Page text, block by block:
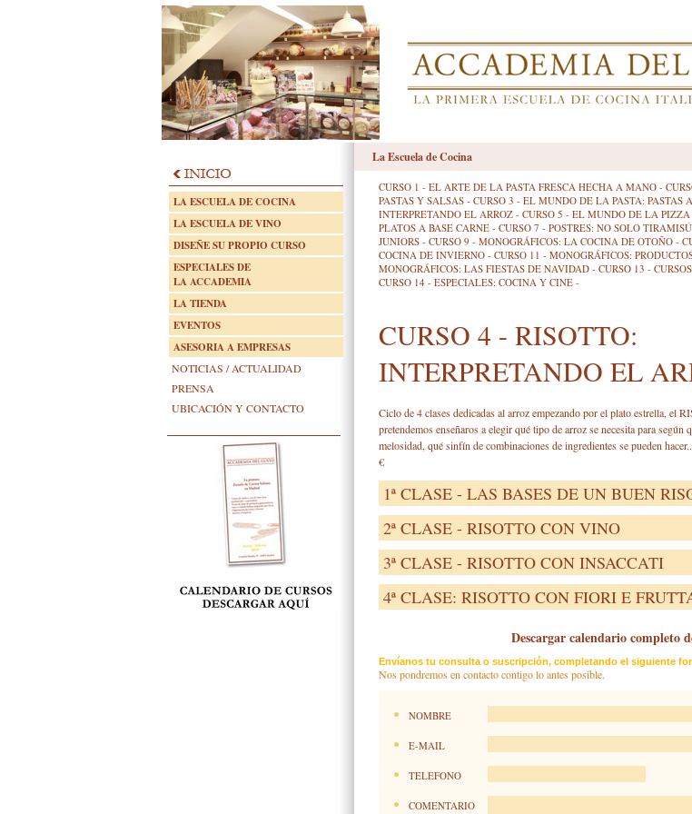
LA ESCUELA DE COCINA
LA ESCUELA DE VINO
DISEÑE SU PROPIO CURSO
ESPECIALES DE
LA ACCADEMIA
LA TIENDA
EVENTOS
ASESORIA A EMPRESAS
NOTICIAS / ACTUALIDAD
PRENSA
UBICACIÓN Y CONTACTO
La Escuela de Cocina
CURSO 1 - EL ARTE DE LA PASTA FRESCA HECHA A MANO -
PASTAS Y SALSAS - CURSO 3 - EL MUNDO DE LA PASTA: PASTAS
INTERPRETANDO EL ARROZ - CURSO 5 - EL MUNDO DE LA PIZZA
PLATOS A BASE CARNE - CURSO 7 - POSTRES: NO SOLO TIRAMISÚ
JUNIORS - CURSO 9 - MONOGRÁFICOS: LA COCINA DE OTOÑO -
COCINA DE INVIERNO - CURSO 11 - MONOGRÁFICOS:
MONOGRÁFICOS: LAS FIESTAS DE NAVIDAD - CURSO 13 -
CURSO 14 - ESPECIALES: COCINA Y CINE -
CURSO 4 - RISOTTO:
INTERPRETANDO EL
Ciclo de 4 clases dedicadas al arroz empezando por el plato estrella, el
pretendemos enseñaros a elegir qué tipo de arroz se necesita para según
melosidad, qué sinfín de combinaciones de ingredientes se pueden
€
1ª CLASE - LAS BASES DE UN BUEN
2ª CLASE - RISOTTO CON VINO
3ª CLASE - RISOTTO CON INSACCATI
4ª CLASE: RISOTTO CON FIORI E
Descargar calendario completo
Envíanos tu consulta o suscripción, completando el siguiente
Nos pondremos en contacto contigo lo antes posible.
NOMBRE
E-MAIL
TELEFONO
COMENTARIO